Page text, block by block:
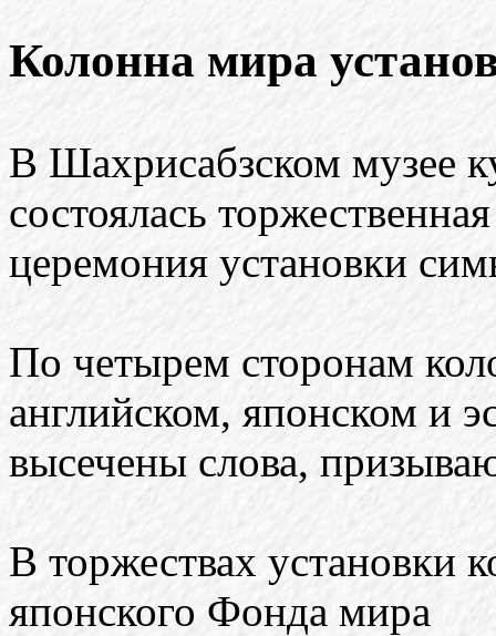
Колонна мира
В Шахрисабзском музее
состоялась торжественная
церемония установки
По четырем сторонам
английском, японском и
высечены слова,
В торжествах установки
японского Фонда мира